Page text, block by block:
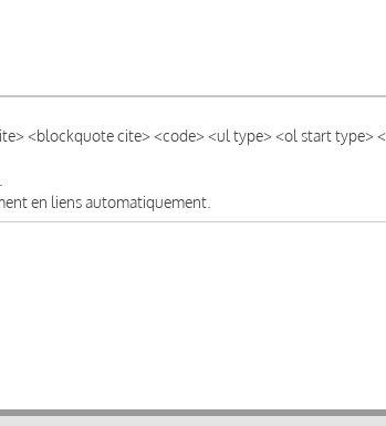
<blockquote cite> <code> <ul type> <ol start type>
en liens automatiquement.